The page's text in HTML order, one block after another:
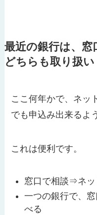
最近の銀行は、窓
どちらも取り扱い
ここ何年かで、ネッ
でも申込み出来るよ
これは便利です。
窓口で相談⇒ネッ
一つの銀行で、
べる